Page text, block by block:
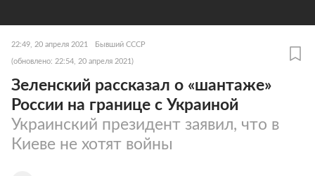
22:49, 20 апреля 2021 Бывший СССР
(обновлено: 22:54, 20 апреля 2021)
Зеленский рассказал о «шантаже»
России на границе с Украиной
Украинский президент заявил, что в
Киеве не хотят войны